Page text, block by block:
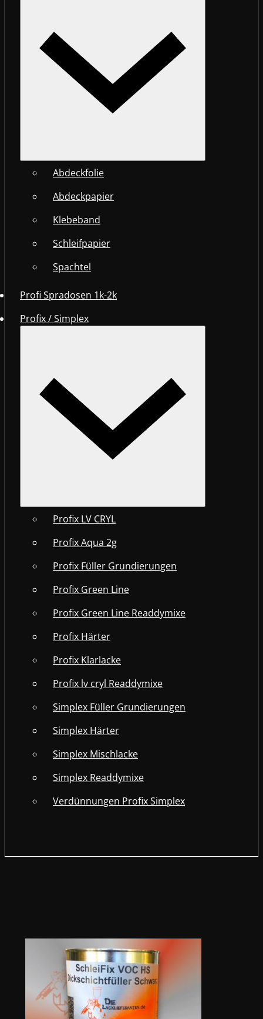
Abdeckfolie
Abdeckpapier
Klebeband
Schleifpapier
Spachtel
Profi Spradosen 1k-2k
Profix / Simplex
Profix LV CRYL
Profix Aqua 2g
Profix Füller Grundierungen
Profix Green Line
Profix Green Line Readdymixe
Profix Härter
Profix Klarlacke
Profix lv cryl Readdymixe
Simplex Füller Grundierungen
Simplex Härter
Simplex Mischlacke
Simplex Readdymixe
Verdünnungen Profix Simplex